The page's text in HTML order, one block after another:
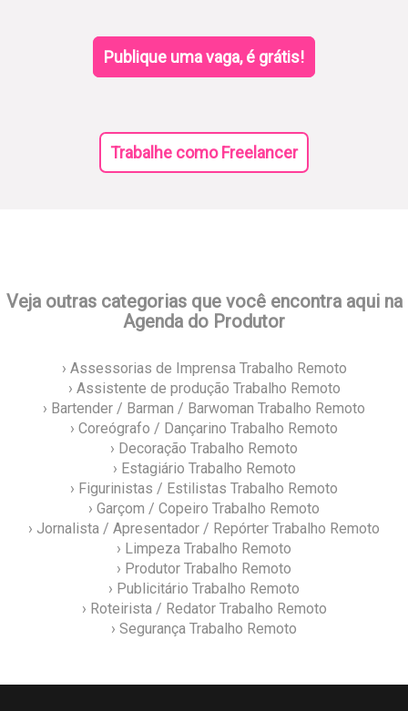
Publique uma vaga, é grátis!
Trabalhe como Freelancer
Veja outras categorias que você encontra aqui na
Agenda do Produtor
› Assessorias de Imprensa Trabalho Remoto
› Assistente de produção Trabalho Remoto
› Bartender / Barman / Barwoman Trabalho Remoto
› Coreógrafo / Dançarino Trabalho Remoto
› Decoração Trabalho Remoto
› Estagiário Trabalho Remoto
› Figurinistas / Estilistas Trabalho Remoto
› Garçom / Copeiro Trabalho Remoto
› Jornalista / Apresentador / Repórter Trabalho Remoto
› Limpeza Trabalho Remoto
› Produtor Trabalho Remoto
› Publicitário Trabalho Remoto
› Roteirista / Redator Trabalho Remoto
› Segurança Trabalho Remoto